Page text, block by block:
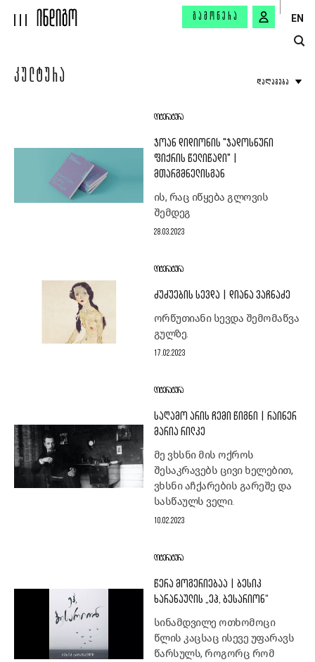
ᲒᲐᲛᲝᲬᲔᲠᲐ EN
ᲙᲣᲚᲢᲣᲠᲐ ᲓᲐᲚᲐᲒᲔᲑᲐ
ᲚᲘᲢᲔᲠᲐᲢᲣᲠᲐ
ᲯᲝᲐᲜ ᲓᲘᲓᲘᲝᲜᲘᲡ "ᲯᲐᲓᲝᲡᲜᲣᲠᲘ
ᲤᲘᲥᲠᲘᲡ ᲬᲔᲚᲘᲬᲐᲓᲘ" |
ᲛᲗᲐᲠᲒᲛᲜᲔᲚᲘᲡᲒᲐᲜ
ის, რაც იწყება გლოვის
შემდეგ
28.03.2023
ᲚᲘᲢᲔᲠᲐᲢᲣᲠᲐ
ᲫᲣᲫᲣᲔᲑᲘᲡ ᲡᲔᲕᲓᲐ | ᲓᲘᲐᲜᲐ ᲕᲐᲩᲜᲐᲫᲔ
ორწუთიანი სევდა შემომაწვა
გულზე.
17.02.2023
ᲚᲘᲢᲔᲠᲐᲢᲣᲠᲐ
ᲡᲐᲦᲐᲛᲝ ᲐᲠᲘᲡ ᲩᲔᲛᲘ ᲬᲘᲒᲜᲘ | ᲠᲐᲘᲜᲔᲠ
ᲛᲐᲠᲘᲐ ᲠᲘᲚᲙᲔ
მე ვხსნი მის ოქროს
შესაკრავებს ცივი ხელებით,
ვხსნი აჩქარების გარეშე და
სასწაულს ველი.
10.02.2023
ᲚᲘᲢᲔᲠᲐᲢᲣᲠᲐ
ᲬᲔᲠᲐ ᲛᲝᲒᲔᲠᲘᲔᲑᲐᲐ | ᲑᲔᲡᲘᲙ
ᲮᲐᲠᲐᲜᲐᲣᲚᲘᲡ „ᲔᲰ, ᲑᲔᲡᲐᲠᲘᲝᲜ“
სინამდვილე ოთხომოცი
წლის კაცსაც ისევე უფარავს
წარსულს, როგორც რომ